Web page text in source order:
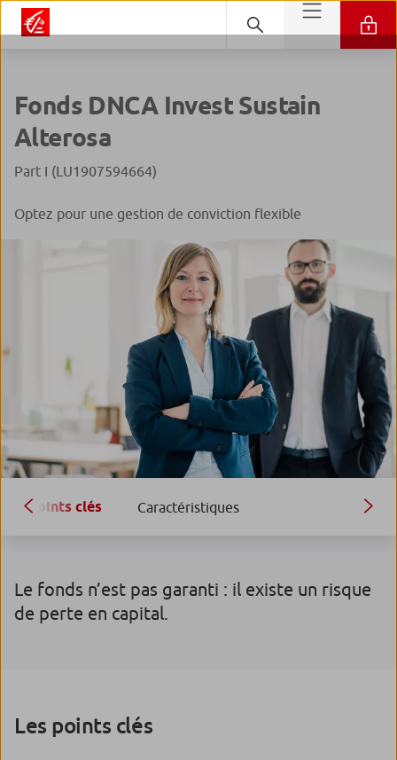
Fonds DNCA Invest Sustain
Alterosa
Part I (LU1907594664)
Optez pour une gestion de conviction flexible
Points clés Caractéristiques
Le fonds n’est pas garanti : il existe un risque
de perte en capital.
Les points clés